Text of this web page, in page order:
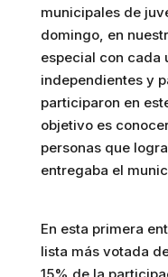
municipales de
domingo, en
especial con cada
independientes y
participaron en
objetivo es
personas que
entregaba el
En esta primera
lista más votada